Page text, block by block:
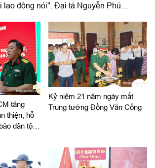
lao động nói". Đại tá Nguyễn Phú
chỉ đạo. Thượng tá Nguyễn Ngọc
Công ty Cảng ICD Tây Nam chủ trì hội
có Đại tá Phạm Thị Thu Hương, Trưởng
chúng, Cục Chính trị Quân khu 7;
Châu, Phó Tổng giám đốc Công ty Tây
cán bộ, đoàn viên, người lao động
Tây Nam.
tăng
thiện, hỗ
dân tộc,
Kỷ niệm 21 năm ngày mất
Trung tướng Đồng Văn Cống